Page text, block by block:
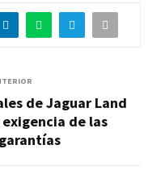
de Jaguar Land
de las